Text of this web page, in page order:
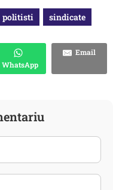
politisti sindicate
WhatsApp
Email